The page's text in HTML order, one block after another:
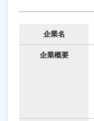
企業名
企業概要